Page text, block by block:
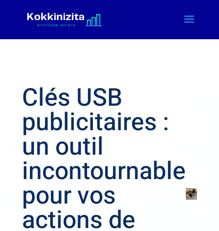
Clés USB
publicitaires :
un outil
incontournable
pour vos
actions de